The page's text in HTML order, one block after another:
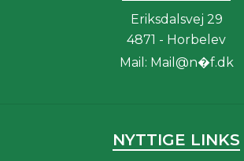
Eriksdalsvej 29
4871 - Horbelev
Mail: Mail@n�f.dk
NYTTIGE LINKS